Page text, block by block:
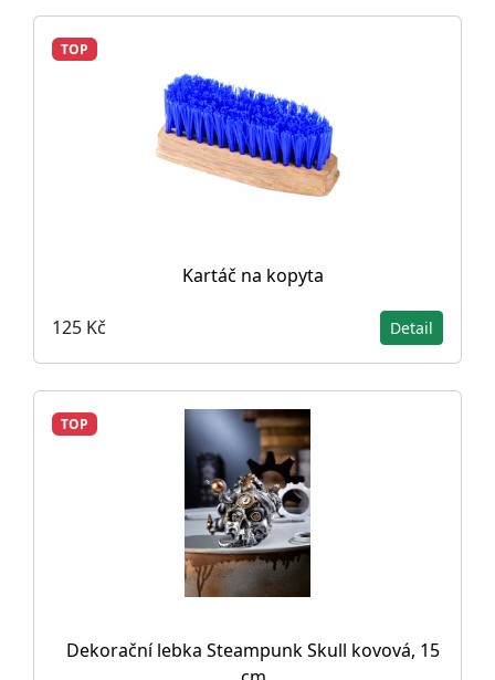
TOP
Kartáč na kopyta
125 Kč Detail
TOP
Dekorační lebka Steampunk Skull kovová, 15